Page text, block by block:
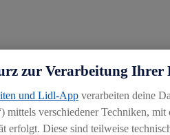
zum/zur eidg. dipl.
als Area Manager
zur Verarbeitung Ihrer
und Lidl-App verarbeiten deine
mittels verschiedener Techniken,
erfolgt. Diese sind teilweise